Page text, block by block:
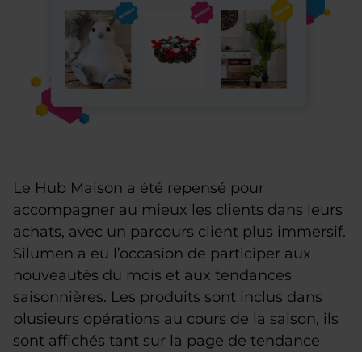
Le Hub Maison a été repensé pour
accompagner au mieux les clients dans leurs
achats, avec un parcours client plus immersif.
Silumen a eu l’occasion de participer aux
nouveautés du mois et aux tendances
saisonnières. Les produits sont inclus dans
plusieurs opérations au cours de la saison, ils
sont affichés tant sur la page de tendance